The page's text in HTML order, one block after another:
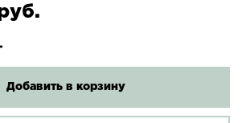
Добавить в корзину